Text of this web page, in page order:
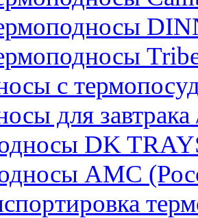
с
для завтрака
DK
AMC